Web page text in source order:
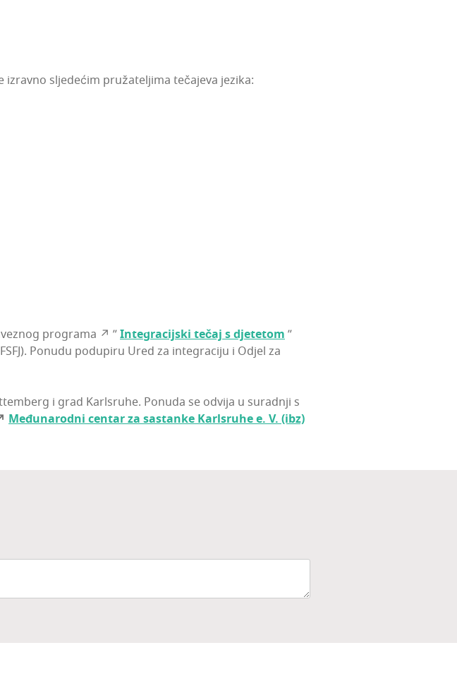
slje­de­ćim pru­ža­te­lji­ma teča­je­va jezika:
pro­gra­ma ↗ ”Inte­gra­cij­ski tečaj s dje­te­tom ”
Ponu­du podu­pi­ru Ured za inte­gra­ci­ju i Odjel za
i grad Kar­l­sru­he. Ponu­da se odvi­ja u surad­nji s
Među­na­rod­ni cen­tar za sas­tan­ke Kar­l­sru­he e. V. (ibz)